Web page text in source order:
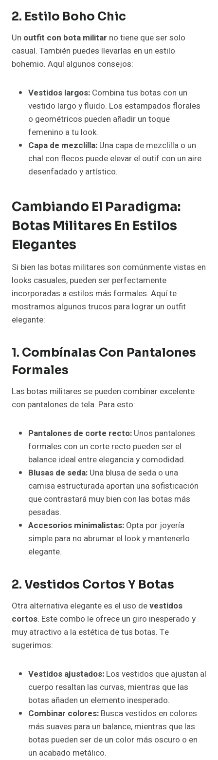
2. Estilo Boho Chic
Un outfit con bota militar no tiene que ser solo
casual. También puedes llevarlas en un estilo
bohemio. Aquí algunos consejos:
Vestidos largos: Combina tus botas con un
vestido largo y fluido. Los estampados florales
o geométricos pueden añadir un toque
femenino a tu look.
Capa de mezclilla: Una capa de mezclilla o un
chal con flecos puede elevar el outif con un aire
desenfadado y artístico.
Cambiando El Paradigma:
Botas Militares En Estilos
Elegantes
Si bien las botas militares son comúnmente vistas en
looks casuales, pueden ser perfectamente
incorporadas a estilos más formales. Aquí te
mostramos algunos trucos para lograr un outfit
elegante:
1. Combínalas Con Pantalones
Formales
Las botas militares se pueden combinar excelente
con pantalones de tela. Para esto:
Pantalones de corte recto: Unos pantalones
formales con un corte recto pueden ser el
balance ideal entre elegancia y comodidad.
Blusas de seda: Una blusa de seda o una
camisa estructurada aportan una sofisticación
que contrastará muy bien con las botas más
pesadas.
Accesorios minimalistas: Opta por joyería
simple para no abrumar el look y mantenerlo
elegante.
2. Vestidos Cortos Y Botas
Otra alternativa elegante es el uso devestidos
cortos. Este combo le ofrece un giro inesperado y
muy atractivo a la estética de tus botas. Te
sugerimos:
Vestidos ajustados: Los vestidos que ajustan al
cuerpo resaltan las curvas, mientras que las
botas añaden un elemento inesperado.
Combinar colores: Busca vestidos en colores
más suaves para un balance, mientras que las
botas pueden ser de un color más oscuro o en
un acabado metálico.